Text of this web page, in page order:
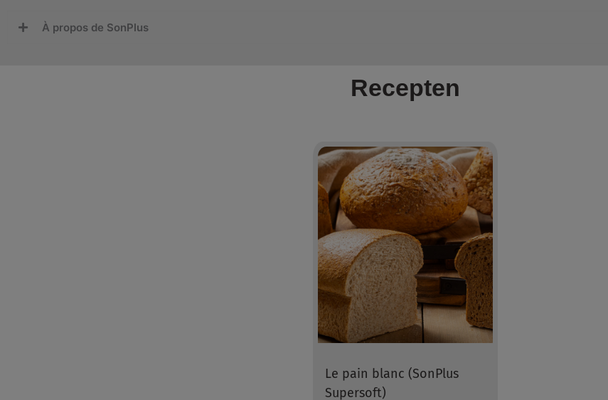
À propos de SonPlus
Recepten
Le pain blanc (SonPlus
Supersoft)